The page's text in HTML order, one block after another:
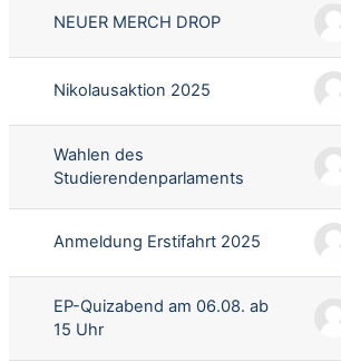
NEUER MERCH DROP
Nikolausaktion 2025
Wahlen des
Studierendenparlaments
Anmeldung Erstifahrt 2025
EP-Quizabend am 06.08. ab
15 Uhr